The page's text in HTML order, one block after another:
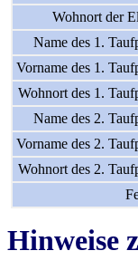
Wohnort der
Name des 1.
Vorname des 1.
Wohnort des 1.
Name des 2.
Vorname des 2.
Wohnort des 2.
Hinweise